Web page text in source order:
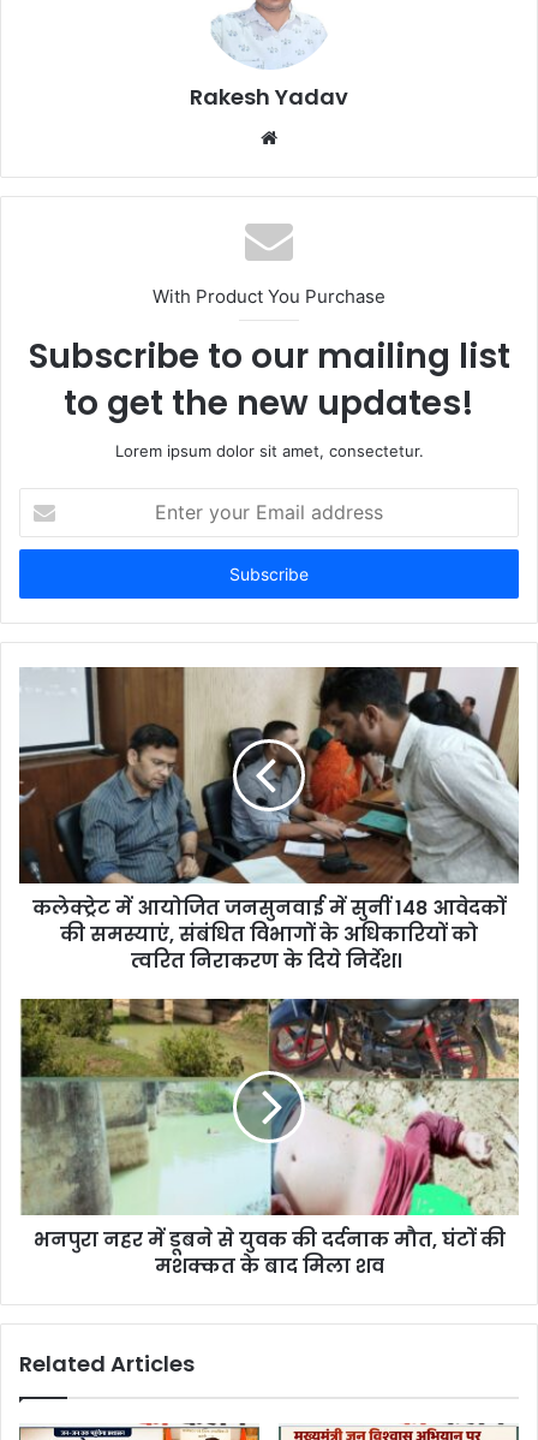
Rakesh Yadav
b
s
i
e
With Product You Purchase
Subscribe to our mailing list
to get the new updates!
Lorem ipsum dolor sit amet, consectetur.
t
r
y
m
a
i
d
s
कलेक्‍ट्रेट में आयोजित जनसुनवाई में सुनीं 148 आवेदकों
की समस्याएं, संबंधित विभागों के अधिकारियों को
त्वरित निराकरण के दिये निर्देश।
भनपुरा नहर में डूबने से युवक की दर्दनाक मौत, घंटों की
मशक्कत के बाद मिला शव
Related Articles